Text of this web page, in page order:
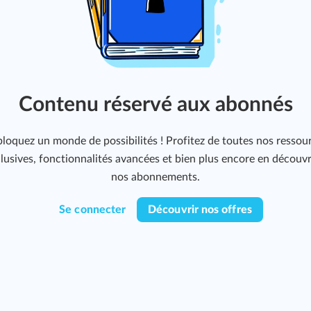
Contenu réservé aux abonnés
un monde de possibilités ! Profitez de toutes nos
fonctionnalités avancées et bien plus encore en
nos abonnements.
Se connecter Découvrir nos offres